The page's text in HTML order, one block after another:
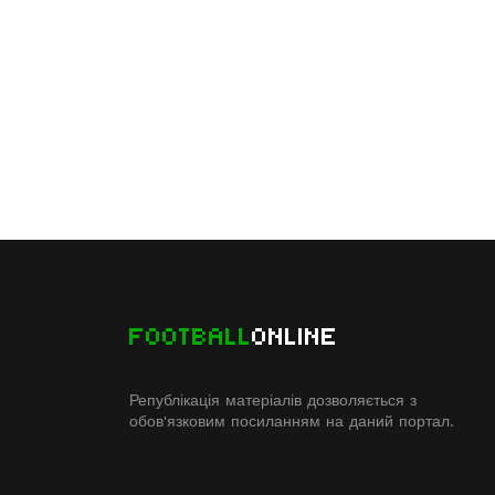
FOOTBALLONLINE
Републікація матеріалів дозволяється з
обов'язковим посиланням на даний портал.